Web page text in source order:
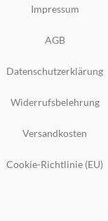
Impressum
AGB
Datenschutzerklärung
Widerrufsbelehrung
Versandkosten
Cookie-Richtlinie (EU)